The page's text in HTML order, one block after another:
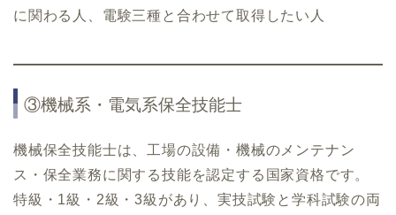
に関わる人、電験三種と合わせて取得したい人
③機械系・電気系保全技能士
機械保全技能士は、工場の設備・機械のメンテナン
ス・保全業務に関する技能を認定する国家資格です。
特級・1級・2級・3級があり、実技試験と学科試験の両